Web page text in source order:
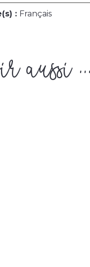
: Français
aussi ...